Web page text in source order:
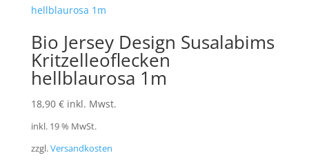
Bio Jersey Design Susalabims
Kritzelleoflecken
hellblaurosa 1m
18,90 € inkl. Mwst.
inkl. 19 % MwSt.
zzgl.Versandkosten